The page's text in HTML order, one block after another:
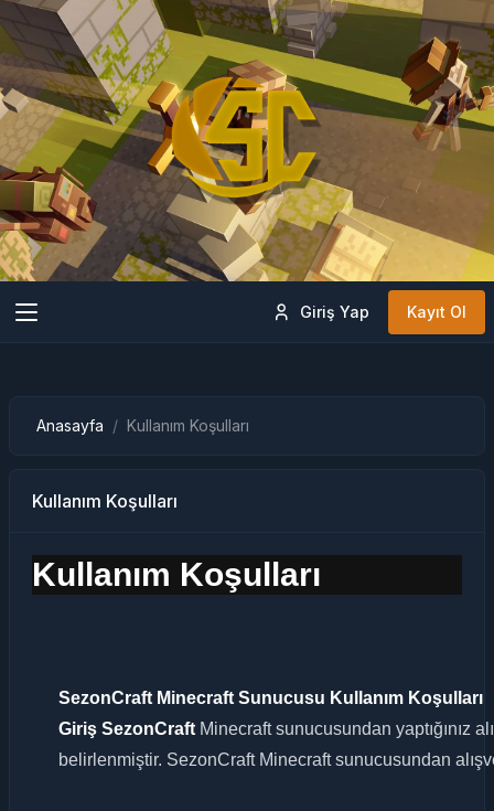
Giriş Yap Kayıt Ol
Anasayfa Kullanım Koşulları
Kullanım Koşulları
Kullanım Koşulları
SezonCraft Minecraft Sunucusu Kullanım Koşulları
Giriş SezonCraft Minecraft sunucusundan yaptığınız
belirlenmiştir. SezonCraft Minecraft sunucusundan